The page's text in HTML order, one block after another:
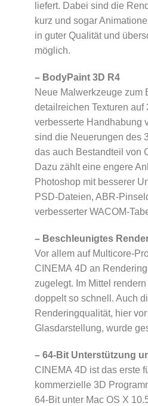
liefert. Dabei sind die
kurz und sogar
in guter Qualität und
möglich.
– BodyPaint 3D R4
Neue Malwerkzeuge zum
detailreichen Texturen auf
verbesserte Handhabung
sind die Neuerungen des
das auch Bestandteil von
Dazu zählt eine engere
Photoshop mit besserer
PSD-Dateien, ABR-
verbesserter WACOM-
– Beschleunigtes
Vor allem auf Multicore-
CINEMA 4D an
zugelegt. Im Mittel
doppelt so schnell. Auch
Renderingqualität, hier
Glasdarstellung, wurde
– 64-Bit Unterstützung
CINEMA 4D ist das erste
kommerzielle 3D
64-Bit unter Mac OS X